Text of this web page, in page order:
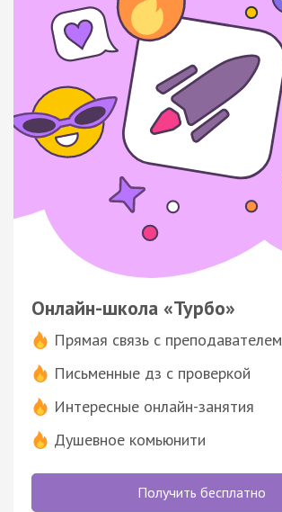
Онлайн-школа «Турбо»
Прямая связь с преподавателем
Письменные дз с проверкой
Интересные онлайн-занятия
Душевное комьюнити
Получить бесплатно